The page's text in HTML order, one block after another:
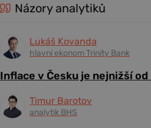
Názory analytiků
Lukáš Kovanda
hlavní ekonom Trinity Bank
Inflace v Česku je nejnižší
Timur Barotov
analytik BHS